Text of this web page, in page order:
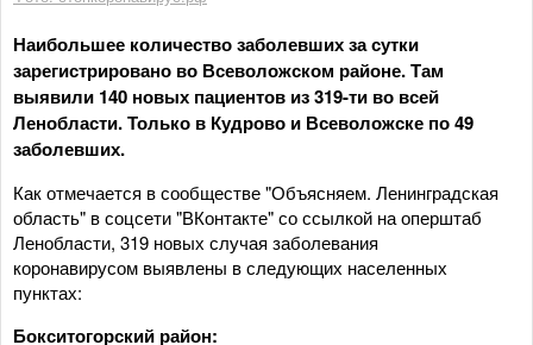
Наибольшее количество заболевших за сутки
зарегистрировано во Всеволожском районе. Там
выявили 140 новых пациентов из 319-ти во всей
Ленобласти. Только в Кудрово и Всеволожске по 49
заболевших.
Как отмечается в сообществе "Объясняем. Ленинградская
область" в соцсети "ВКонтакте" со ссылкой на оперштаб
Ленобласти, 319 новых случая заболевания
коронавирусом выявлены в следующих населенных
пунктах:
Бокситогорский район: